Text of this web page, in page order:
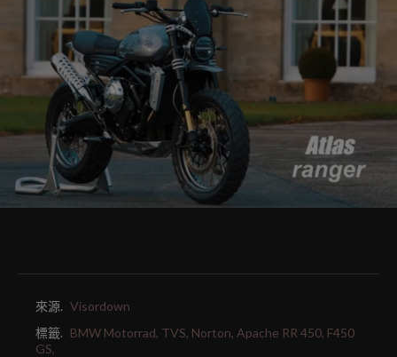
來源. Visordown
標籤. BMW Motorrad, TVS, Norton, Apache RR 450, F450
GS,